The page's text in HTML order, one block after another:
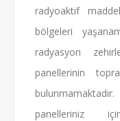
radyoaktif
bölgeleri
radyasyon
panellerinin
panelleriniz